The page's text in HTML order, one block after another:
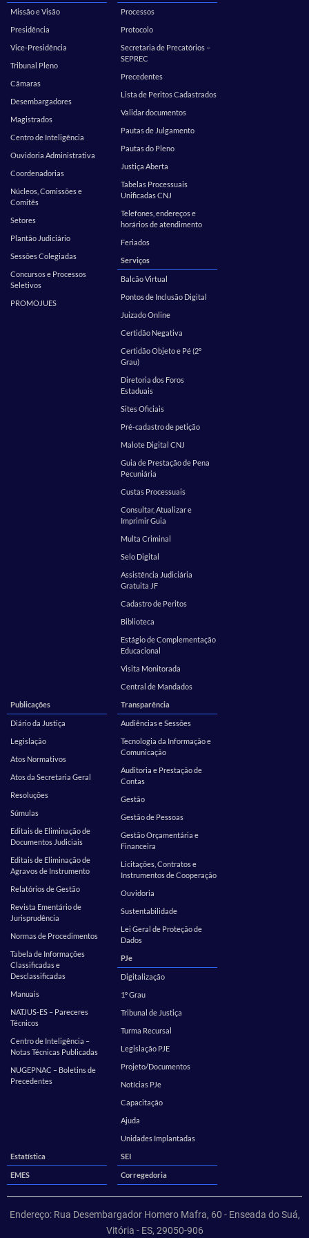
Missão e Visão
Presidência
Vice-Presidência
Tribunal Pleno
Câmaras
Desembargadores
Magistrados
Centro de Inteligência
Ouvidoria Administrativa
Coordenadorias
Núcleos, Comissões e
Comitês
Setores
Plantão Judiciário
Sessões Colegiadas
Concursos e Processos
Seletivos
PROMOJUES
Processos
Protocolo
Secretaria de Precatórios –
SEPREC
Precedentes
Lista de Peritos Cadastrados
Validar documentos
Pautas de Julgamento
Pautas do Pleno
Justiça Aberta
Tabelas Processuais
Unificadas CNJ
Telefones, endereços e
horários de atendimento
Feriados
Serviços
Balcão Virtual
Pontos de Inclusão Digital
Juizado Online
Certidão Negativa
Certidão Objeto e Pé (2º
Grau)
Diretoria dos Foros
Estaduais
Sites Oficiais
Pré-cadastro de petição
Malote Digital CNJ
Guia de Prestação de Pena
Pecuniária
Custas Processuais
Consultar, Atualizar e
Imprimir Guia
Multa Criminal
Selo Digital
Assistência Judiciária
Gratuita JF
Cadastro de Peritos
Biblioteca
Estágio de Complementação
Educacional
Visita Monitorada
Central de Mandados
Publicações
Diário da Justiça
Legislação
Atos Normativos
Atos da Secretaria Geral
Resoluções
Súmulas
Editais de Eliminação de
Documentos Judiciais
Editais de Eliminação de
Agravos de Instrumento
Relatórios de Gestão
Revista Ementário de
Jurisprudência
Normas de Procedimentos
Tabela de Informações
Classificadas e
Desclassificadas
Manuais
NATJUS-ES – Pareceres
Técnicos
Centro de Inteligência –
Notas Técnicas Publicadas
NUGEPNAC – Boletins de
Precedentes
Transparência
Audiências e Sessões
Tecnologia da Informação e
Comunicação
Auditoria e Prestação de
Contas
Gestão
Gestão de Pessoas
Gestão Orçamentária e
Financeira
Licitações, Contratos e
Instrumentos de Cooperação
Ouvidoria
Sustentabilidade
Lei Geral de Proteção de
Dados
PJe
Digitalização
1º Grau
Tribunal de Justiça
Turma Recursal
Legislação PJE
Projeto/Documentos
Notícias PJe
Capacitação
Ajuda
Unidades Implantadas
Estatística
SEI
EMES Corregedoria
Endereço: Rua Desembargador Homero Mafra, 60 - Enseada do Suá,
Vitória - ES, 29050-906